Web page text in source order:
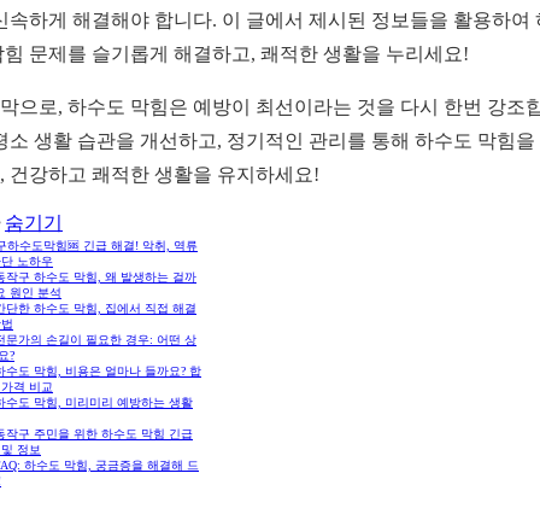
속하게 해결해야 합니다. 이 글에서 제시된 정보들을 활용하여
힘 문제를 슬기롭게 해결하고, 쾌적한 생활을 누리세요!
으로, 하수도 막힘은 예방이 최선이라는 것을 다시 한번 강조
소 생활 습관을 개선하고, 정기적인 관리를 통해 하수도 막힘을
건강하고 쾌적한 생활을 유지하세요!
숨기기
하수도막힘🆘 긴급 해결! 악취, 역류
노하우
작구 하수도 막힘, 왜 발생하는 걸까
원인 분석
단한 하수도 막힘, 집에서 직접 해결
문가의 손길이 필요한 경우: 어떤 상
?
수도 막힘, 비용은 얼마나 들까요? 합
격 비교
수도 막힘, 미리미리 예방하는 생활
작구 주민을 위한 하수도 막힘 긴급
정보
하수도 막힘, 궁금증을 해결해 드